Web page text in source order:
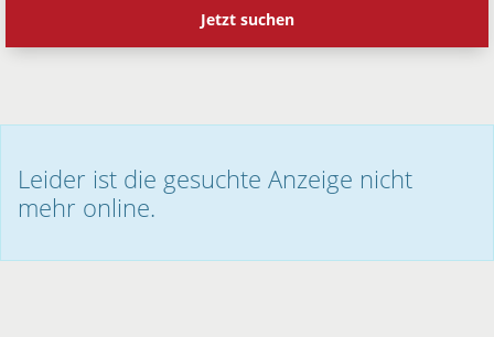
Jetzt suchen
Leider ist die gesuchte Anzeige nicht
mehr online.